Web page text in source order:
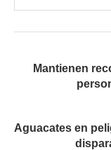
Mantienen
Aguacates en